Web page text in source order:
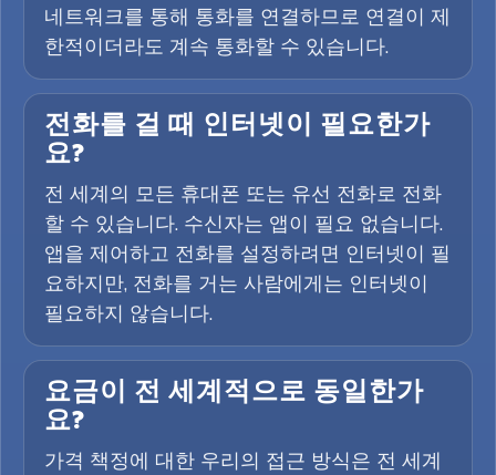
네트워크를 통해 통화를 연결하므로 연결이 제
한적이더라도 계속 통화할 수 있습니다.
전화를 걸 때 인터넷이 필요한가
요?
전 세계의 모든 휴대폰 또는 유선 전화로 전화
할 수 있습니다. 수신자는 앱이 필요 없습니다.
앱을 제어하고 전화를 설정하려면 인터넷이 필
요하지만, 전화를 거는 사람에게는 인터넷이
필요하지 않습니다.
요금이 전 세계적으로 동일한가
요?
가격 책정에 대한 우리의 접근 방식은 전 세계